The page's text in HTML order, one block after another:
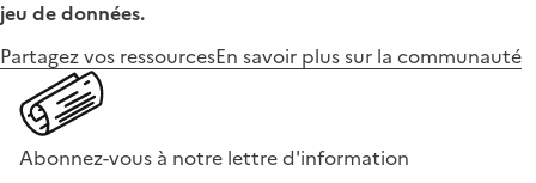
jeu de données.
Partagez vos ressourcesEn savoir plus sur la communauté
Abonnez-vous à notre lettre d'information